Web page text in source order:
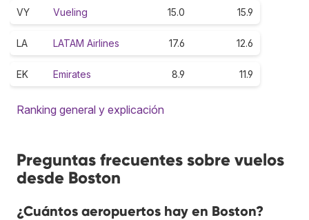
VY Vueling 15.0 15.9
LA LATAM Airlines 17.6 12.6
EK Emirates 8.9 11.9
Ranking general y explicación
Preguntas frecuentes sobre vuelos
desde Boston
¿Cuántos aeropuertos hay en Boston?